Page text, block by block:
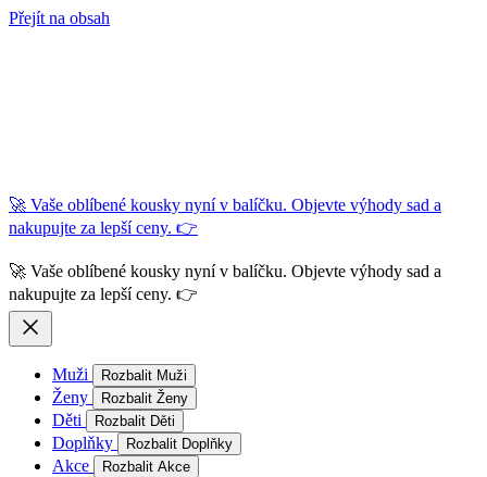
Přejít na obsah
🚀 Vaše oblíbené kousky nyní v balíčku. Objevte výhody sad a
nakupujte za lepší ceny. 👉
🚀 Vaše oblíbené kousky nyní v balíčku. Objevte výhody sad a
nakupujte za lepší ceny. 👉
Muži Rozbalit Muži
Ženy Rozbalit Ženy
Děti Rozbalit Děti
Doplňky Rozbalit Doplňky
Akce Rozbalit Akce